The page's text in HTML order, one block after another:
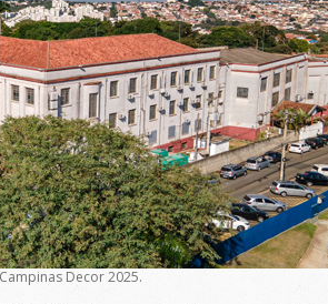
Decor 2025.